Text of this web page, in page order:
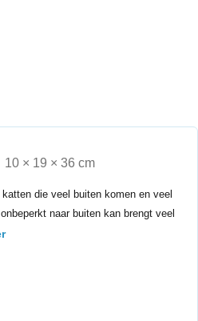
10 × 19 × 36 cm
die veel buiten komen en veel
naar buiten kan brengt veel